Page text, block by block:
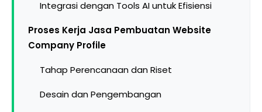
Integrasi dengan Tools AI untuk Efisiensi
Proses Kerja Jasa Pembuatan Website
Company Profile
Tahap Perencanaan dan Riset
Desain dan Pengembangan